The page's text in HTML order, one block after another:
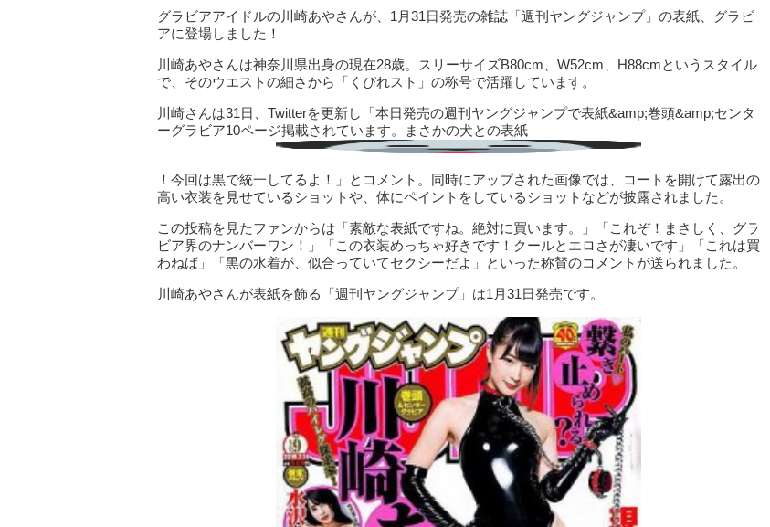
グラビアアイドルの川崎あやさんが、1月31日発売の雑誌「週刊ヤングジャンプ」の表紙、グラビ
アに登場しました！
川崎あやさんは神奈川県出身の現在28歳。スリーサイズB80cm、W52cm、H88cmというスタイル
で、そのウエストの細さから「くびれスト」の称号で活躍しています。
川崎さんは31日、Twitterを更新し「本日発売の週刊ヤングジャンプで表紙&amp;巻頭&amp;センタ
ーグラビア10ページ掲載されています。まさかの犬との表紙
！今回は黒で統一してるよ！」とコメント。同時にアップされた画像では、コートを開けて露出の
高い衣装を見せているショットや、体にペイントをしているショットなどが披露されました。
この投稿を見たファンからは「素敵な表紙ですね。絶対に買います。」「これぞ！まさしく、グラ
ビア界のナンバーワン！」「この衣装めっちゃ好きです！クールとエロさが凄いです」「これは買
わねば」「黒の水着が、似合っていてセクシーだよ」といった称賛のコメントが送られました。
川崎あやさんが表紙を飾る「週刊ヤングジャンプ」は1月31日発売です。